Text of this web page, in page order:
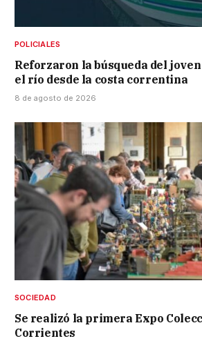
POLICIALES
Reforzaron la búsqueda del
el río desde la costa correntina
8 de agosto de 2026
SOCIEDAD
Se realizó la primera Expo
Corrientes